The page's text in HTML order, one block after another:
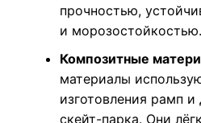
прочностью,
и морозостойкостью.
Композитные
материалы
изготовления рамп и
скейт-парка. Они